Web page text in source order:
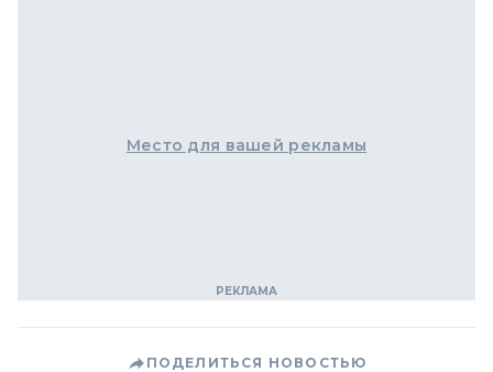
Место для вашей рекламы
ПОДЕЛИТЬСЯ НОВОСТЬЮ